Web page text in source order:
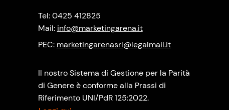
Tel: 0425 412825
Mail: info@marketingarena.it
PEC: marketingarenasrl@legalmail.it
Il nostro Sistema di Gestione per la Parità
di Genere è conforme alla Prassi di
Riferimento UNI/PdR 125:2022.